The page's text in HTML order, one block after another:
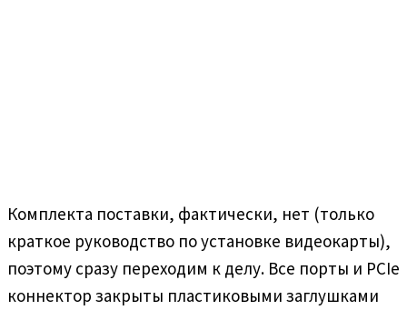
Комплекта поставки, фактически, нет (только
краткое руководство по установке видеокарты),
поэтому сразу переходим к делу. Все порты и PCIe
коннектор закрыты пластиковыми заглушками